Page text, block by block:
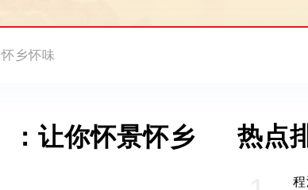
乡怀味
：让你怀景怀乡
热点